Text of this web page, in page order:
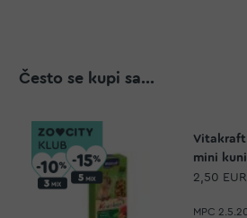
Često se kupi sa...
Vitakraft
mini
2,50 EUR
MPC